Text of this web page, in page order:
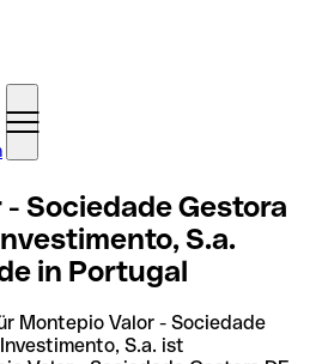
Sociedade Gestora
S.a.
in Portugal
Montepio Valor - Sociedade
S.a. ist